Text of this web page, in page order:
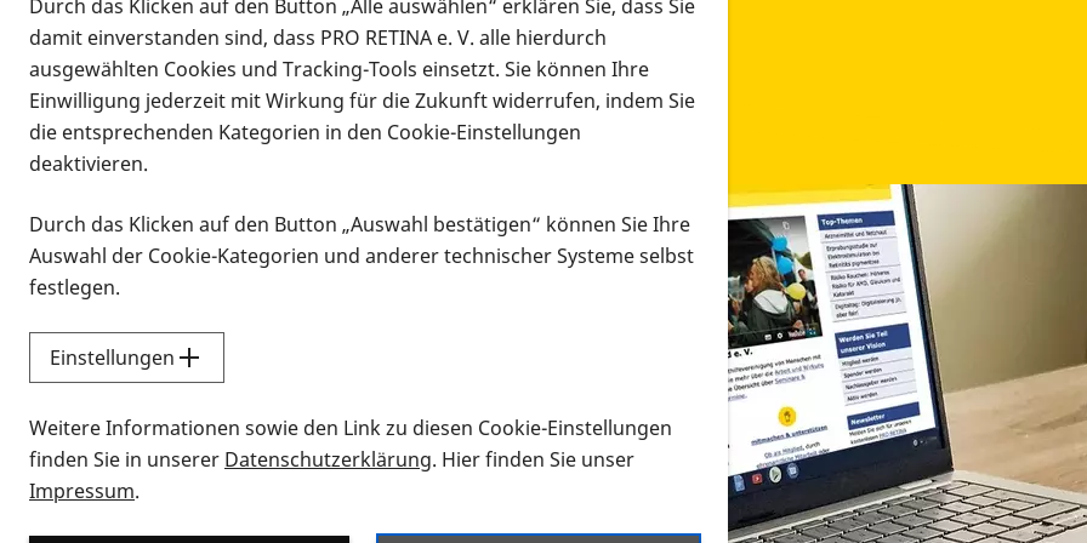
Infomaterial
Infomaterial
Vorlesen
Alle Infomaterialien in verschiedenen Formaten an
Sie möchten wissen, wie Sie nach Infonmaterial suchen und dieses bestellen bzw. herunterladen
Durch das Klicken auf den Button „Alle auswählen“ erklären Sie, dass Sie
damit einverstanden sind, dass PRO RETINA e. V. alle hierdurch
ausgewählten Cookies und Tracking-Tools einsetzt. Sie können Ihre
Einwilligung jederzeit mit Wirkung für die Zukunft widerrufen, indem Sie
die entsprechenden Kategorien in den Cookie-Einstellungen
deaktivieren.
Durch das Klicken auf den Button „Auswahl bestätigen“ können Sie Ihre
Auswahl der Cookie-Kategorien und anderer technischer Systeme selbst
festlegen.
Einstellungen
Weitere Informationen sowie den Link zu diesen Cookie-Einstellungen
finden Sie in unserer Datenschutzerklärung. Hier finden Sie unser
Impressum.